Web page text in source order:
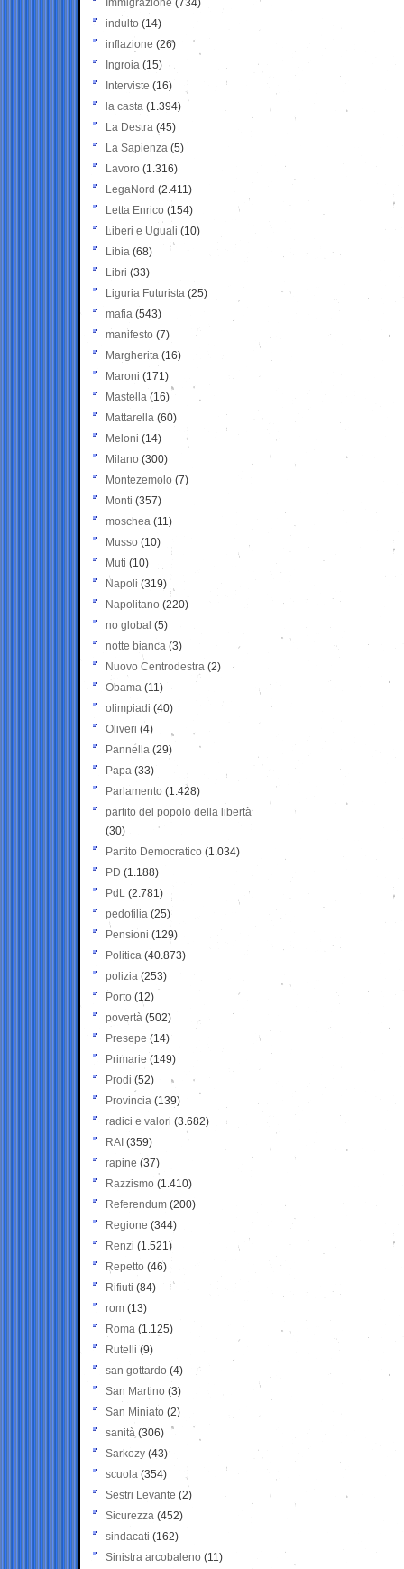
Immigrazione (734)
indulto (14)
inflazione (26)
Ingroia (15)
Interviste (16)
la casta (1.394)
La Destra (45)
La Sapienza (5)
Lavoro (1.316)
LegaNord (2.411)
Letta Enrico (154)
Liberi e Uguali (10)
Libia (68)
Libri (33)
Liguria Futurista (25)
mafia (543)
manifesto (7)
Margherita (16)
Maroni (171)
Mastella (16)
Mattarella (60)
Meloni (14)
Milano (300)
Montezemolo (7)
Monti (357)
moschea (11)
Musso (10)
Muti (10)
Napoli (319)
Napolitano (220)
no global (5)
notte bianca (3)
Nuovo Centrodestra (2)
Obama (11)
olimpiadi (40)
Oliveri (4)
Pannella (29)
Papa (33)
Parlamento (1.428)
partito del popolo della libertà
(30)
Partito Democratico (1.034)
PD (1.188)
PdL (2.781)
pedofilia (25)
Pensioni (129)
Politica (40.873)
polizia (253)
Porto (12)
povertà (502)
Presepe (14)
Primarie (149)
Prodi (52)
Provincia (139)
radici e valori (3.682)
RAI (359)
rapine (37)
Razzismo (1.410)
Referendum (200)
Regione (344)
Renzi (1.521)
Repetto (46)
Rifiuti (84)
rom (13)
Roma (1.125)
Rutelli (9)
san gottardo (4)
San Martino (3)
San Miniato (2)
sanità (306)
Sarkozy (43)
scuola (354)
Sestri Levante (2)
Sicurezza (452)
sindacati (162)
Sinistra arcobaleno (11)